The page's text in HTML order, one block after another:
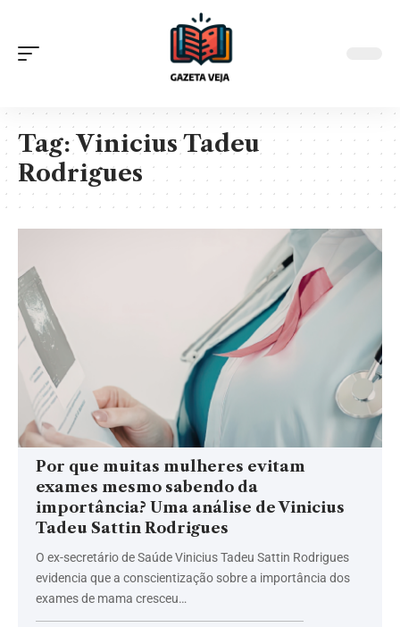
Tag:Vinicius Tadeu
Rodrigues
Por que muitas mulheres evitam
exames mesmo sabendo da
importância? Uma análise de Vinicius
Tadeu Sattin Rodrigues
O ex-secretário de Saúde Vinicius Tadeu Sattin Rodrigues
evidencia que a conscientização sobre a importância dos
exames de mama cresceu…